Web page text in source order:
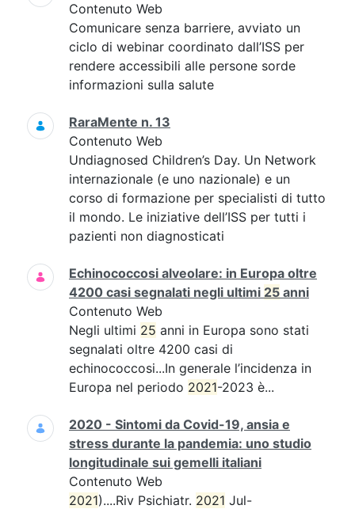
Contenuto Web
Comunicare senza barriere, avviato un
ciclo di webinar coordinato dall’ISS per
rendere accessibili alle persone sorde
informazioni sulla salute
RaraMente n. 13
Contenuto Web
Undiagnosed Children’s Day. Un Network
internazionale (e uno nazionale) e un
corso di formazione per specialisti di tutto
il mondo. Le iniziative dell’ISS per tutti i
pazienti non diagnosticati
Echinococcosi alveolare: in Europa oltre
4200 casi segnalati negli ultimi 25 anni
Contenuto Web
Negli ultimi 25 anni in Europa sono stati
segnalati oltre 4200 casi di
echinococcosi...In generale l’incidenza in
Europa nel periodo 2021-2023 è...
2020 - Sintomi da Covid-19, ansia e
stress durante la pandemia: uno studio
longitudinale sui gemelli italiani
Contenuto Web
2021)....Riv Psichiatr. 2021 Jul-